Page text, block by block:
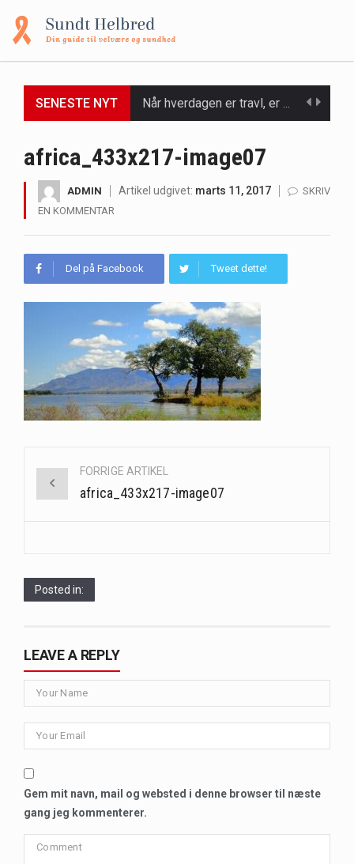
SENESTE NYT
Massagestole er ikke længere forbeholdt luksuriøse spaer og wellnesscentre - de er nu tilgængelige til…
africa_433x217-image07
ADMIN Artikel udgivet: marts 11, 2017
SKRIV
EN KOMMENTAR
Del på Facebook Tweet dette!
navigationFORRIGE ARTIKEL
africa_433x217-image07
Posted in:
LEAVE A REPLY
Gem mit navn, mail og websted i denne browser til næste
gang jeg kommenterer.